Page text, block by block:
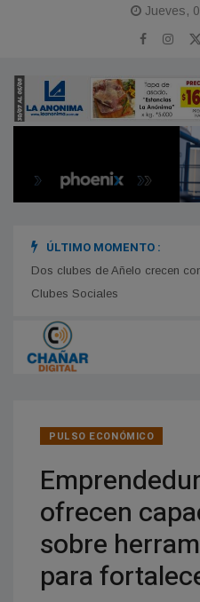
Jueves,
ÚLTIMO MOMENTO :
Dos clubes de Añelo crecen
Clubes Sociales
PULSO ECONÓMICO
ofrecen
sobre
para